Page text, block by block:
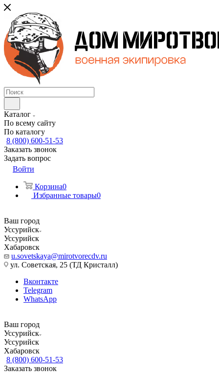
Каталог
По всему сайту
По каталогу
8 (800) 600-51-53
Заказать звонок
Задать вопрос
Войти
Корзина0
Избранные товары0
Ваш город
Уссурийск
Уссурийск
Хабаровск
u.sovetskaya@mirotvorecdv.ru
ул. Советская, 25 (ТД Кристалл)
Вконтакте
Telegram
WhatsApp
Ваш город
Уссурийск
Уссурийск
Хабаровск
8 (800) 600-51-53
Заказать звонок